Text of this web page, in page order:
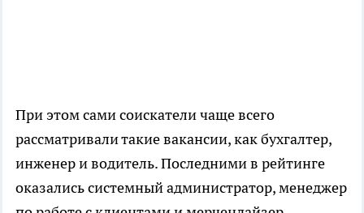
При этом сами соискатели чаще всего
рассматривали такие вакансии, как бухгалтер,
инженер и водитель. Последними в рейтинге
оказались системный администратор, менеджер